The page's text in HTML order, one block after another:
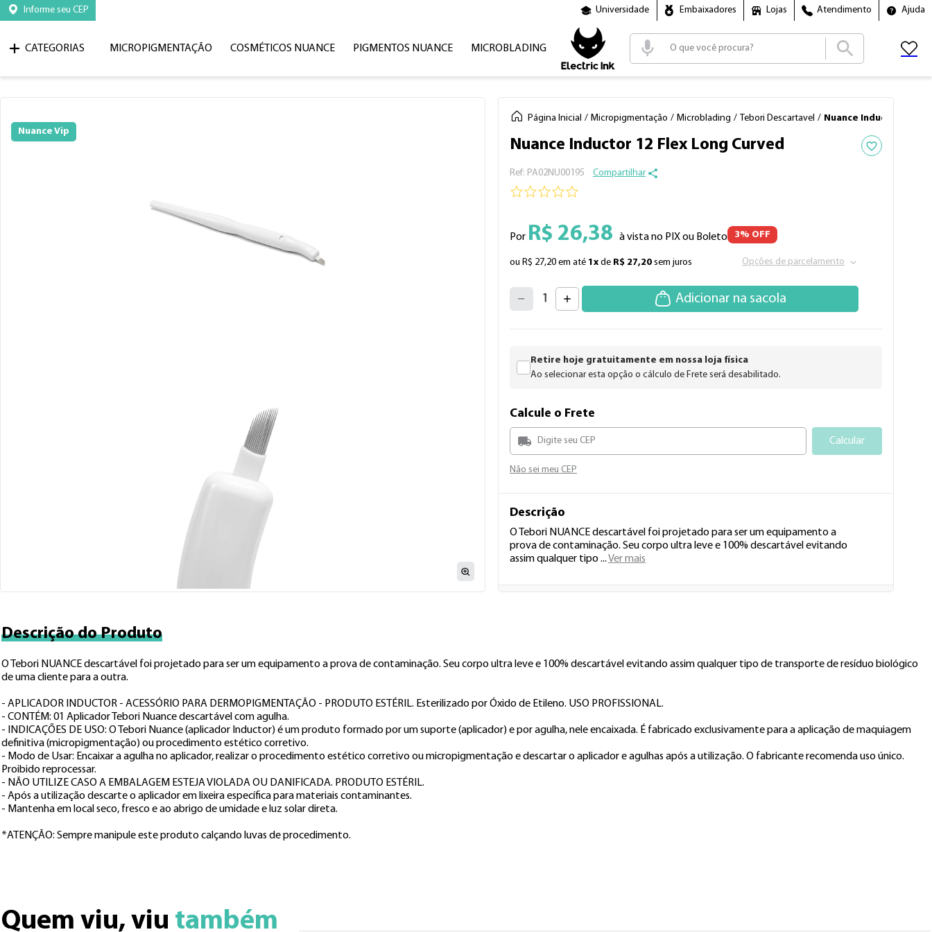
Informe seu CEP Universidade Embaixadores Lojas Atendimento Ajuda
CATEGORIAS MICROPIGMENTAÇÃO COSMÉTICOS NUANCE PIGMENTOS NUANCE MICROBLADING
2º cartucho
3º pen
Nuance Vip
Página Inicial Micropigmentação Microblading Tebori Descartavel Nuance Inductor 12
Nuance Inductor 12 Flex Long Curved Adicionar aos
: PA02NU00195 Compartilhar
Por R$ 26,38 à vista no PIX ou Boleto 3% OFF
ou R$ 27,20 em até 1x de R$ 27,20 sem juros Opções de parcelamento
1 Adicionar na sacola
Retire hoje gratuitamente em nossa loja física
Ao selecionar esta opção o cálculo de Frete será desabilitado.
Calcule o Frete
Calcular
Não sei meu CEP
Descrição
O Tebori NUANCE descartável foi projetado para ser um equipamento a
prova de contaminação. Seu corpo ultra leve e 100% descartável evitando
assim qualquer tipo ...Ver mais
Descrição do Produto
O Tebori NUANCE descartável foi projetado para ser um equipamento a prova de contaminação. Seu corpo ultra leve e 100% descartável evitando assim qualquer tipo de transporte de resíduo biológico
de uma cliente para a outra.
- APLICADOR INDUCTOR - ACESSÓRIO PARA DERMOPIGMENTAÇÃO - PRODUTO ESTÉRIL. Esterilizado por Óxido de Etileno. USO PROFISSIONAL.
- CONTÉM: 01 Aplicador Tebori Nuance descartável com agulha.
- INDICAÇÕES DE USO: O Tebori Nuance (aplicador Inductor) é um produto formado por um suporte (aplicador) e por agulha, nele encaixada. É fabricado exclusivamente para a aplicação de maquiagem
definitiva (micropigmentação) ou procedimento estético corretivo.
- Modo de Usar: Encaixar a agulha no aplicador, realizar o procedimento estético corretivo ou micropigmentação e descartar o aplicador e agulhas após a utilização. O fabricante recomenda uso único.
Proibido reprocessar.
- NÃO UTILIZE CASO A EMBALAGEM ESTEJA VIOLADA OU DANIFICADA. PRODUTO ESTÉRIL.
- Após a utilização descarte o aplicador em lixeira específica para materiais contaminantes.
- Mantenha em local seco, fresco e ao abrigo de umidade e luz solar direta.
*ATENÇÃO: Sempre manipule este produto calçando luvas de procedimento.
Quem viu, viu também